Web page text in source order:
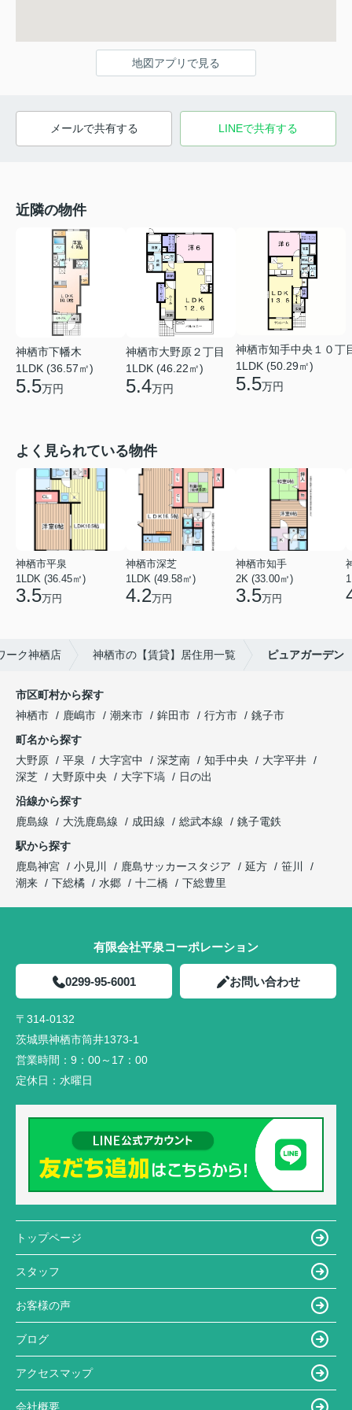
地図アプリで見る
メールで共有する LINEで共有する
近隣の物件
神栖市下幡木
1LDK (36.57㎡)
5.5万円
神栖市大野原２丁目
1LDK (46.22㎡)
5.4万円
神栖市知手中央１０丁
1LDK (50.29㎡)
5.5万円
よく見られている物件
神栖市平泉
1LDK (36.45㎡)
3.5万円
神栖市深芝
1LDK (49.58㎡)
4.2万円
神栖市知手
2K (33.00㎡)
3.5万円
ーク神栖店 神栖市の【賃貸】居住用一覧 ピュアガーデン
市区町村から探す
神栖市
鹿嶋市 潮来市 鉾田市 行方市
銚子市
町名から探す
大野原
平泉 大字宮中 深芝南 知手中央
大字平井
深芝
大野原中央 大字下塙
日の出
沿線から探す
鹿島線
大洗鹿島線 成田線 総武本線
銚子電鉄
駅から探す
鹿島神宮
小見川 鹿島サッカースタジア 延方
笹川
潮来
下総橘 水郷 十二橋 下総豊里
有限会社平泉コーポレーション
0299-95-6001 お問い合わせ
〒314-0132
茨城県神栖市筒井1373-1
営業時間： 9：00～17：00
定休日： 水曜日
トップページ
スタッフ
お客様の声
ブログ
アクセスマップ
会社概要